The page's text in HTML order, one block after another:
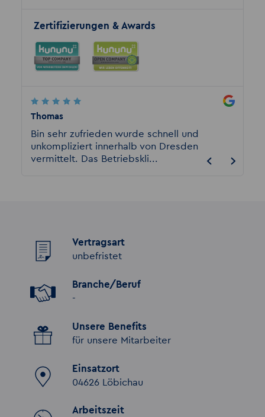
Zertifizierungen & Awards
Thomas
Bin sehr zufrieden wurde schnell und
unkompliziert innerhalb von Dresden
vermittelt. Das Betriebskli...
Vertragsart
unbefristet
Branche/Beruf
-
Unsere Benefits
für unsere Mitarbeiter
Einsatzort
04626 Löbichau
Arbeitszeit